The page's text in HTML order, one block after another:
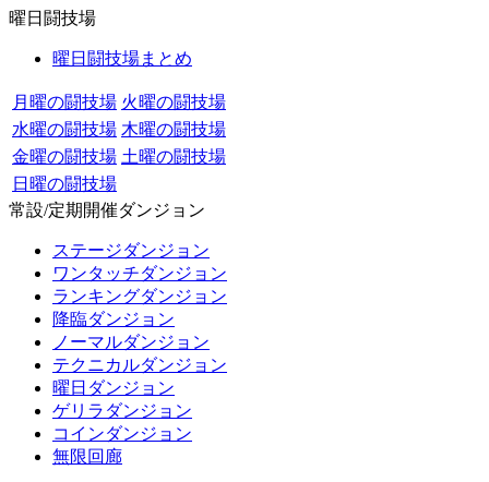
曜日闘技場
曜日闘技場まとめ
月曜の闘技場 火曜の闘技場
水曜の闘技場 木曜の闘技場
金曜の闘技場 土曜の闘技場
日曜の闘技場
常設/定期開催ダンジョン
ステージダンジョン
ワンタッチダンジョン
ランキングダンジョン
降臨ダンジョン
ノーマルダンジョン
テクニカルダンジョン
曜日ダンジョン
ゲリラダンジョン
コインダンジョン
無限回廊